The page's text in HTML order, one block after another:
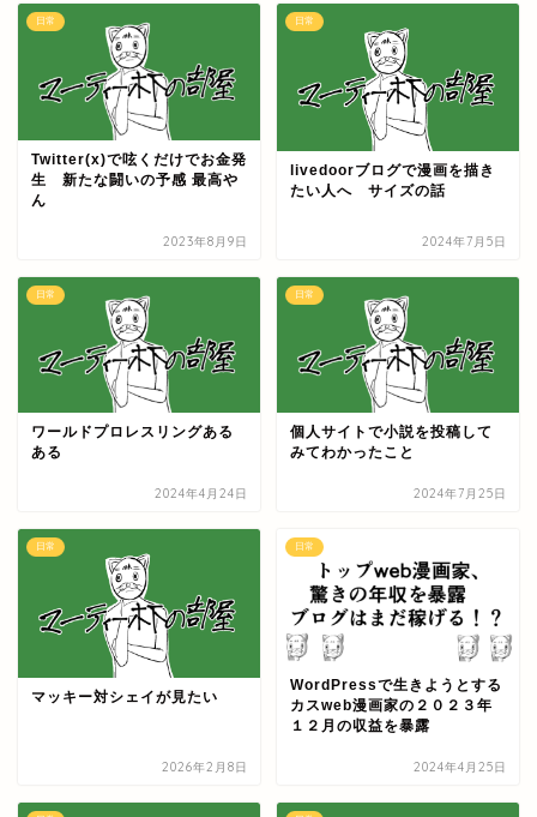
日常
Twitter(x)で呟くだけでお金発
生 新たな闘いの予感 最高や
ん
2023年8月9日
日常
livedoorブログで漫画を描き
たい人へ サイズの話
2024年7月5日
日常
ワールドプロレスリングある
ある
2024年4月24日
日常
個人サイトで小説を投稿して
みてわかったこと
2024年7月25日
日常
マッキー対シェイが見たい
2026年2月8日
日常
WordPressで生きようとする
カスweb漫画家の２０２３年
１２月の収益を暴露
2024年4月25日